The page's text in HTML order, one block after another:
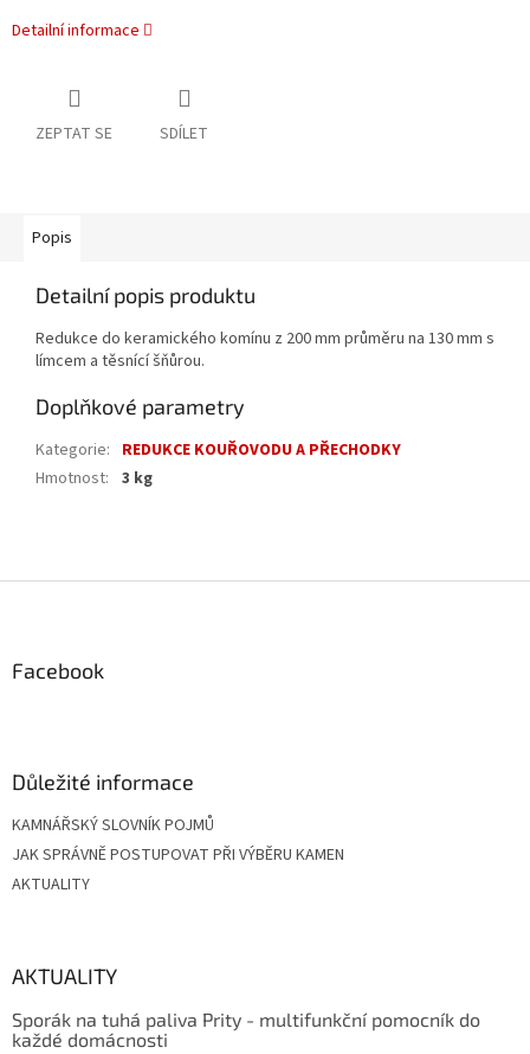
Detailní informace
ZEPTAT SE SDÍLET
Popis
Detailní popis produktu
Redukce do keramického komínu z 200 mm průměru na 130 mm s
límcem a těsnící šňůrou.
Doplňkové parametry
Kategorie: REDUKCE KOUŘOVODU A PŘECHODKY
Hmotnost: 3 kg
Facebook
Důležité informace
KAMNÁŘSKÝ SLOVNÍK POJMŮ
JAK SPRÁVNĚ POSTUPOVAT PŘI VÝBĚRU KAMEN
AKTUALITY
AKTUALITY
Sporák na tuhá paliva Prity - multifunkční pomocník do
každé domácnosti